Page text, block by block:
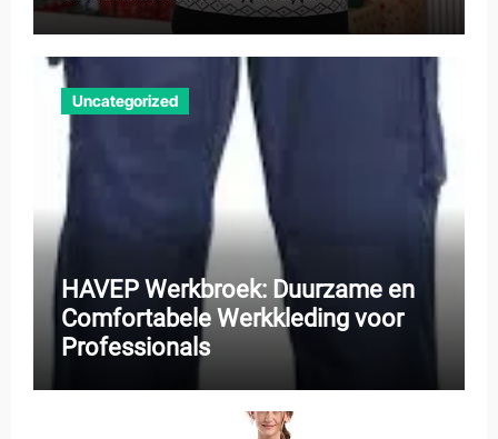
Uncategorized
HAVEP Werkbroek: Duurzame en
Comfortabele Werkkleding voor
Professionals